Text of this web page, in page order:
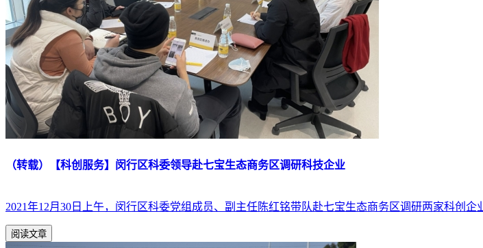
（转载）【科创服务】闵行区科委领导赴七宝生态商务区调研科技企业
2021年12月30日上午，闵行区科委党组成员、副主任陈红铭带队赴七宝生态商务区调研两家科创
阅读文章